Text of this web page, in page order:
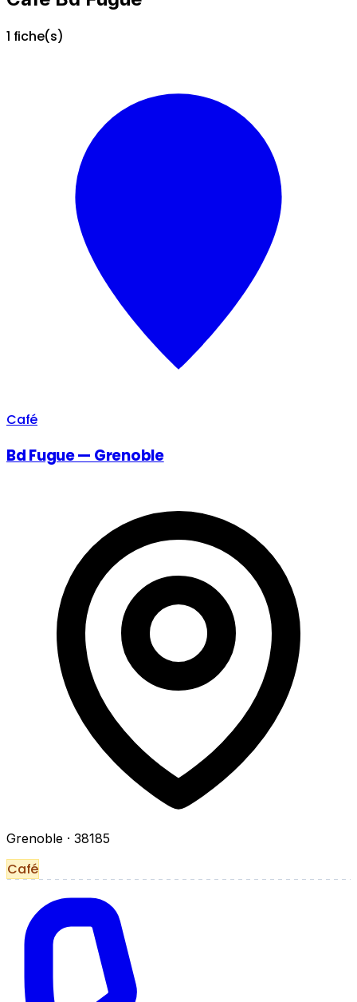
1 fiche(s)
Café
Bd Fugue — Grenoble
Grenoble · 38185
Café